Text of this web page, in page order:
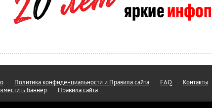
Политика конфиденциальности и Правила сайта FAQ
Контакты
баннер Правила сайта